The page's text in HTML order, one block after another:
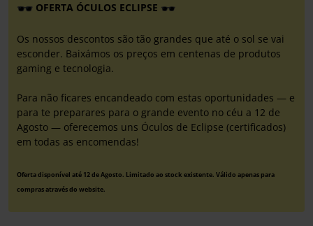
OFERTA ÓCULOS ECLIPSE
Os nossos descontos são tão grandes que até o sol se vai
esconder. Baixámos os preços em centenas de produtos
gaming e tecnologia.
Para não ficares encandeado com estas oportunidades — e
para te preparares para o grande evento no céu a 12 de
Agosto — oferecemos uns Óculos de Eclipse (certificados)
em todas as encomendas!
Oferta disponível até 12 de Agosto. Limitado ao stock existente. Válido apenas para
compras através do website.